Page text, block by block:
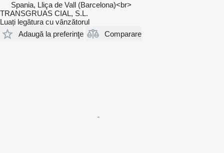
Spania, Lliça de Vall (Barcelona)<br>
TRANSGRUAS CIAL, S.L.
Luați legătura cu vânzătorul
Adaugă la preferinţe
Comparare